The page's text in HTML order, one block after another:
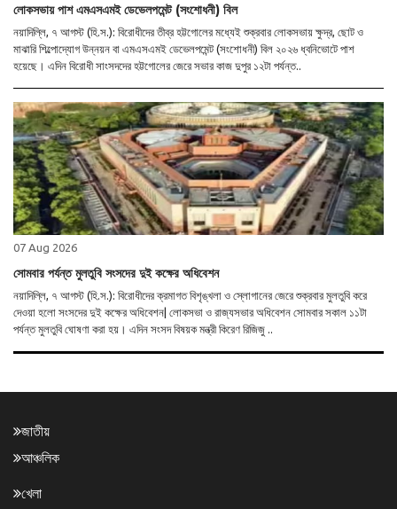
লোকসভায় পাশ এমএসএমই ডেভেলপমেন্ট (সংশোধনী) বিল
নয়াদিল্লি, ৭ আগস্ট (হি.স.): বিরোধীদের তীব্র হট্টগোলের মধ্যেই শুক্রবার লোকসভায় ক্ষুদ্র, ছোট ও
মাঝারি শিল্পোদ্যোগ উন্নয়ন বা এমএসএমই ডেভেলপমেন্ট (সংশোধনী) বিল ২০২৬ ধ্বনিভোটে পাশ
হয়েছে। এদিন বিরোধী সাংসদদের হট্টগোলের জেরে সভার কাজ দুপুর ১২টা পর্যন্ত..
07 Aug 2026
সোমবার পর্যন্ত মুলতুবি সংসদের দুই কক্ষের অধিবেশন
নয়াদিল্লি, ৭ আগস্ট (হি.স.): বিরোধীদের ক্রমাগত বিশৃঙ্খলা ও স্লোগানের জেরে শুক্রবার মুলতুবি করে
দেওয়া হলো সংসদের দুই কক্ষের অধিবেশন| লোকসভা ও রাজ্যসভার অধিবেশন সোমবার সকাল ১১টা
পর্যন্ত মুলতুবি ঘোষণা করা হয়। এদিন সংসদ বিষয়ক মন্ত্রী কিরেণ রিজিজু ..
জাতীয়
আঞ্চলিক
খেলা